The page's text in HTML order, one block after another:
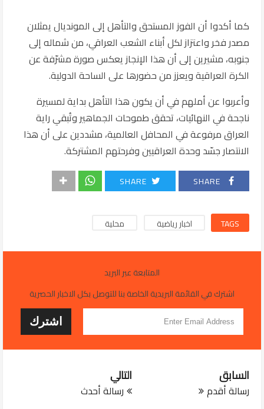
كما أكدوا أن الفوز المستحق والتأهل إلى المونديال يمثلان
مصدر فخر واعتزاز لكل أبناء الشعب العراقي، من شماله إلى
جنوبه، مشيرين إلى أن هذا الإنجاز يعكس صورة مشرّفة عن
الكرة العراقية ويعزز من حضورها على الساحة الدولية.
وأعربوا عن أملهم في أن يكون هذا التأهل بداية لمسيرة
ناجحة في النهائيات، تحقق طموحات الجماهير وتُبقي راية
العراق مرفوعة في المحافل العالمية، مشددين على أن هذا
الانتصار جسّد وحدة العراقيين وفرحتهم المشتركة.
SHARE
SHARE
TAGS اخبار رياضية محلية
المتابعة عبر البريد
اشترك في القائمة البريدية الخاصة بنا للتوصل بكل الاخبار الحصرية
التالي
رسالة أحدث
السابق
رسالة أقدم
JUL 29, 2026